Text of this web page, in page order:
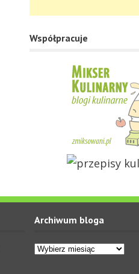
Współpracuje
Archiwum bloga
Archiwum